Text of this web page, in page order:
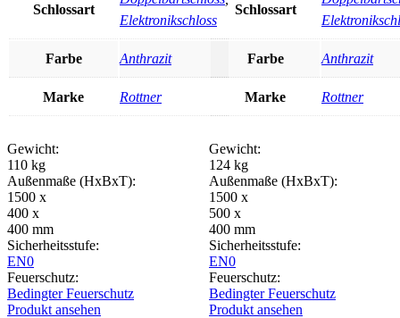
Schlossart
Elektronikschloss
Farbe Anthrazit
Marke Rottner
Gewicht:
110 kg
Außenmaße (HxBxT):
1500 x
400 x
400 mm
Sicherheitsstufe:
EN0
Feuerschutz:
Bedingter Feuerschutz
Produkt ansehen
Schlossart
Farbe Anthrazit
Marke Rottner
Gewicht:
124 kg
Außenmaße (HxBxT):
1500 x
500 x
400 mm
Sicherheitsstufe:
EN0
Feuerschutz:
Bedingter Feuerschutz
Produkt ansehen